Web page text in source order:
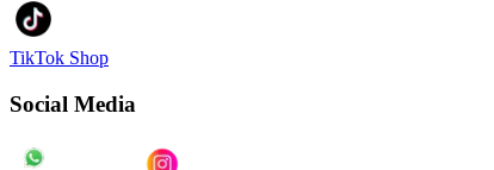
TikTok Shop
Social Media